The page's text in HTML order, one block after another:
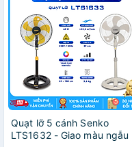
Quạt lỡ 5 cánh Senko
LTS1632 - Giao màu ngẫu